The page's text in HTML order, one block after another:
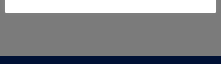
Umaniste a ICUB
Knowledge, Access”